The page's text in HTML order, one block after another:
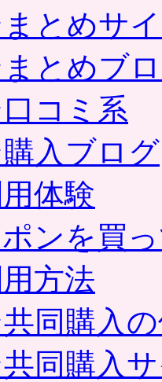
とめサ
とめブ
コミ系
入ブログ
体験
ンを買
方法
同購入
同購入